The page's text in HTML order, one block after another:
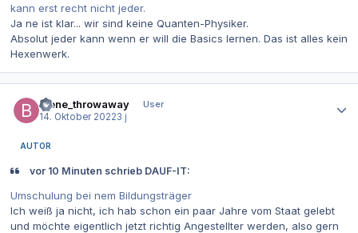
kann erst recht nicht jeder.
Ja ne ist klar... wir sind keine Quanten-Physiker.
Absolut jeder kann wenn er will die Basics lernen. Das ist alles kein
Hexenwerk.
biene_throwaway
User
14. Oktober 20223 j
AUTOR
vor 10 Minuten schrieb DAUF-IT:
Umschulung bei nem Bildungsträger
Ich weiß ja nicht, ich hab schon ein paar Jahre vom Staat gelebt
und möchte eigentlich jetzt richtig Angestellter werden, also gern